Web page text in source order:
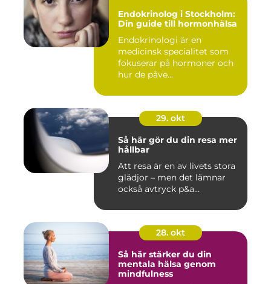
Endokrinolog i Stockholm:
Din guide till hormonhälsa
Endokrinologi är en
medicinsk specialitet som
fokuserar på hormoner och
hur de påve...
29. okt
Så här gör du din resa mer
hållbar
Att resa är en av livets stora
glädjor – men det lämnar
också avtryck p&a...
28. okt
Så här stärker du din
mentala hälsa genom
mindfulness